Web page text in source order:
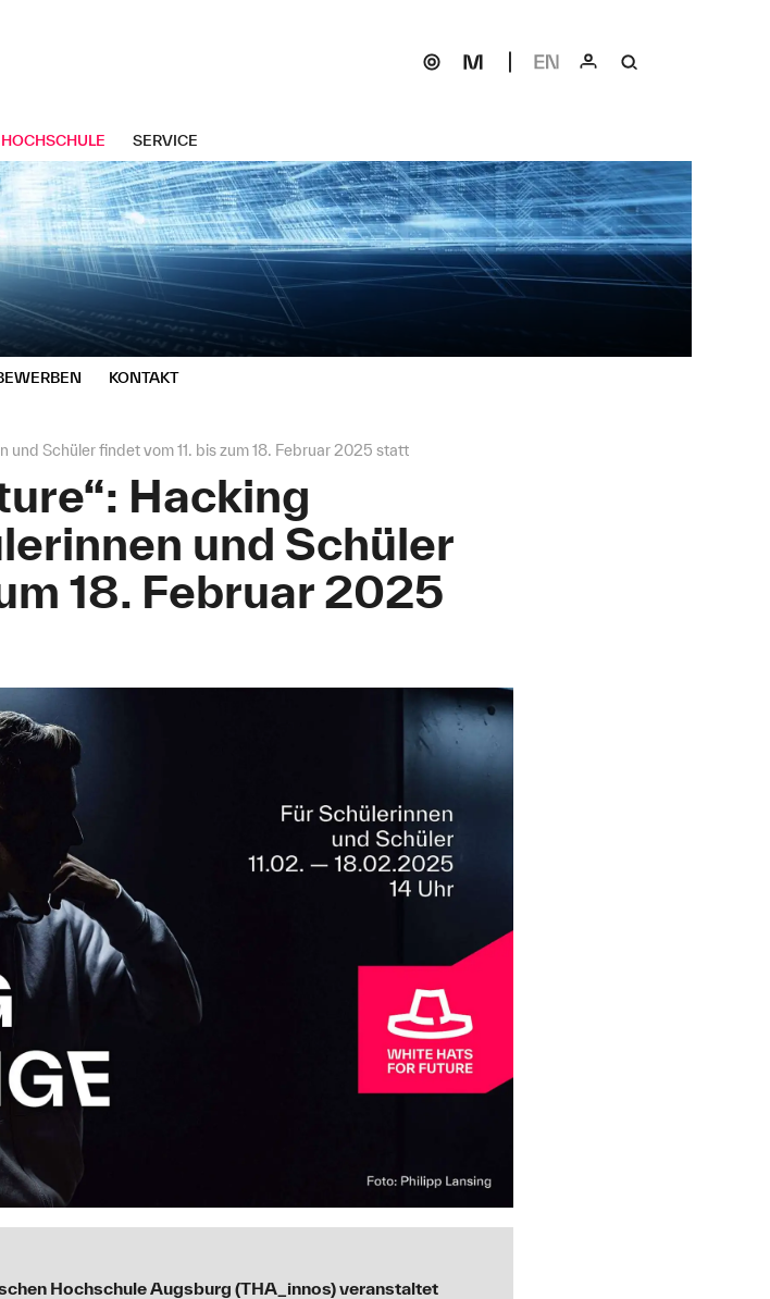
HOCHSCHULE SERVICE
KONTAKT
Schüler findet vom 11. bis zum 18. Februar 2025 statt
Hacking
und Schüler
18. Februar 2025
Hochschule Augsburg (THA_innos) veranstaltet